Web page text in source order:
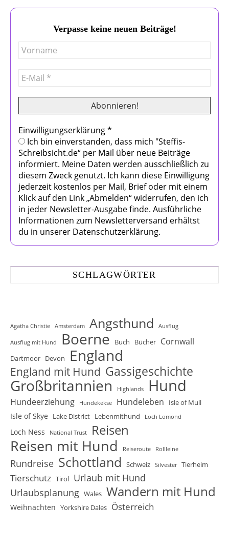
Verpasse keine neuen Beiträge!
Einwilligungserklärung*
Ich bin einverstanden, dass mich "Steffis-
Schreibsicht.de“ per Mail über neue Beiträge
informiert. Meine Daten werden ausschließlich zu
diesem Zweck genutzt. Ich kann diese Einwilligung
jederzeit kostenlos per Mail, Brief oder mit einem
Klick auf den Link „Abmelden“ widerrufen, den ich
in jeder Newsletter-Ausgabe finde. Ausführliche
Informationen zum Newsletterversand erhältst
du in unserer Datenschutzerklärung.
SCHLAGWÖRTER
Agatha Christie Amsterdam Angsthund Ausflug
Ausflug mit Hund Boerne Buch Bücher Cornwall
Dartmoor Devon England
England mit Hund Gassigeschichte
Großbritannien Highlands Hund
Hundeerziehung Hundekekse Hundeleben Isle of Mull
Isle of Skye Lake District Lebenmithund Loch Lomond
Loch Ness National Trust Reisen
Reisen mit Hund Reiseroute Rollleine
Rundreise Schottland Schweiz Silvester Tierheim
Tierschutz Tirol Urlaub mit Hund
Urlaubsplanung Wales Wandern mit Hund
Weihnachten Yorkshire Dales Österreich